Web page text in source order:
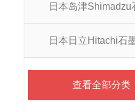
查看全部分类